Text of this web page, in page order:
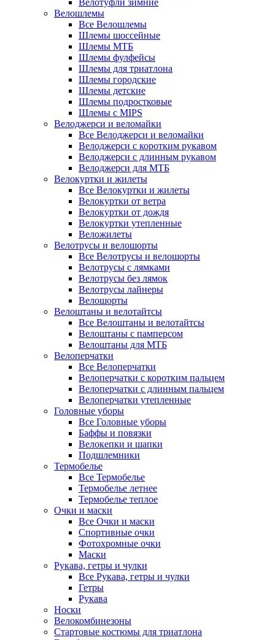
Велотуфли зимние
Велошлемы
Все Велошлемы
Шлемы шоссейные
Шлемы МТБ
Шлемы фулфейсы
Шлемы для триатлона
Шлемы городские
Шлемы детские
Шлемы подростковые
Шлемы с MIPS
Велоджерси и веломайки
Все Велоджерси и веломайки
Велоджерси с коротким рукавом
Велоджерси с длинным рукавом
Велоджерси для МТБ
Велокуртки и жилеты
Все Велокуртки и жилеты
Велокуртки от ветра
Велокуртки от дождя
Велокуртки утепленные
Веложилеты
Велотрусы и велошорты
Все Велотрусы и велошорты
Велотрусы с лямками
Велотрусы без лямок
Велотрусы лайнеры
Велошорты
Велоштаны и велотайтсы
Все Велоштаны и велотайтсы
Велоштаны с памперсом
Велоштаны для МТБ
Велоперчатки
Все Велоперчатки
Велоперчатки с коротким пальцем
Велоперчатки с длинным пальцем
Велоперчатки утепленные
Головные уборы
Все Головные уборы
Баффы и повязки
Велокепки и шапки
Подшлемники
Термобелье
Все Термобелье
Термобелье летнее
Термобелье теплое
Очки и маски
Все Очки и маски
Спортивные очки
Фотохромные очки
Маски
Рукава, гетры и чулки
Все Рукава, гетры и чулки
Гетры
Рукава
Носки
Велокомбинезоны
Стартовые костюмы для триатлона